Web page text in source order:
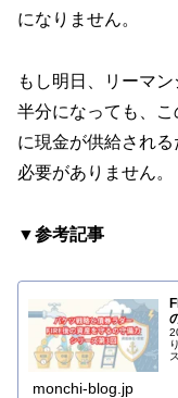
になりません。
もし明日、リーマ
半分になっても、
に現金が供給され
必要がありません。
▼参考記事
monchi-blog.jp